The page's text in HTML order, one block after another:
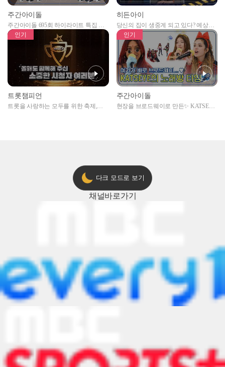
주간아이돌
주간아이돌 695회 하이라이트 특집 남
자아이돌편 예고
히든아이
당신의 집이 생중계 되고 있다? 예상치
못한 곳에서 일어나는 불법촬영 범죄!
인기
트롯챔피언
트롯을 사랑하는 모두를 위한 축제,
인기
주간아이돌
현장을 브로드웨이로 만든✨ KATSEYE
다크 모드로 보기
채널바로가기